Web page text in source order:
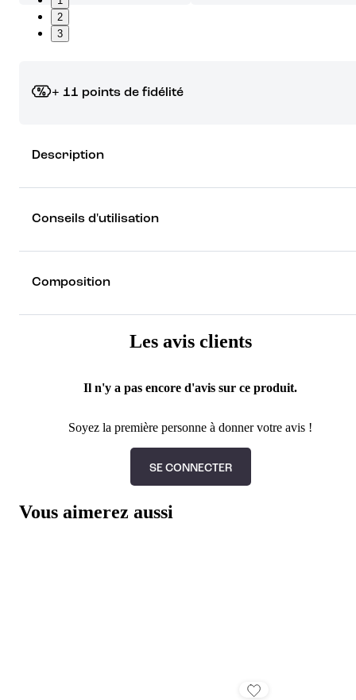
2
3
+ 11 points de fidélité
rêver !
Découvrez les récompenses
Description
Conseils d'utilisation
Composition
Les avis clients
Il n'y a pas encore d'avis sur ce produit.
Soyez la première personne à donner votre avis !
SE CONNECTER
Vous aimerez aussi